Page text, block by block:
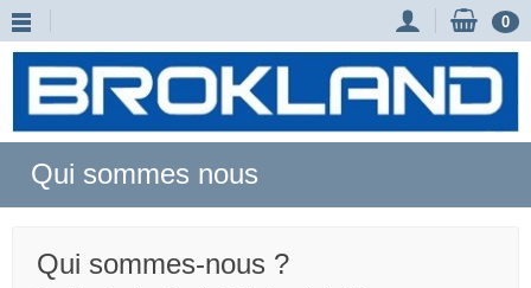
0
Qui sommes nous
Qui sommes-nous ?